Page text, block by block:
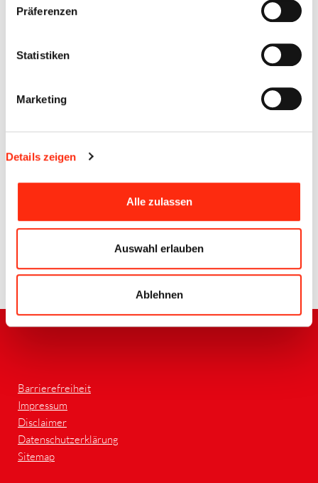
Präferenzen
Statistiken
Marketing
Details zeigen
Alle zulassen
Auswahl erlauben
Ablehnen
Mainpost e-Paper von heute (17.11.2023)
Barrierefreiheit
Impressum
Disclaimer
Datenschutzerklärung
Sitemap